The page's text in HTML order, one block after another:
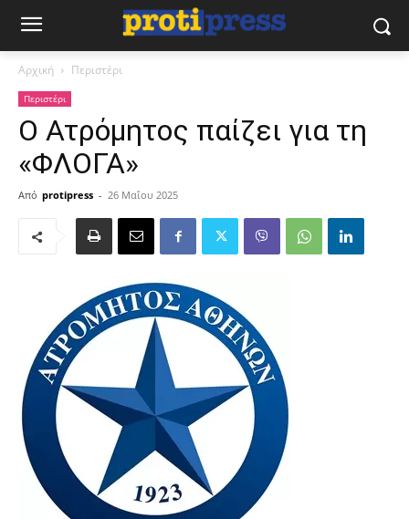
Αρχική Περιστέρι
Περιστέρι
Ο Ατρόμητος παίζει για τη
«ΦΛΟΓΑ»
Από protipress - 26 Μαΐου 2025